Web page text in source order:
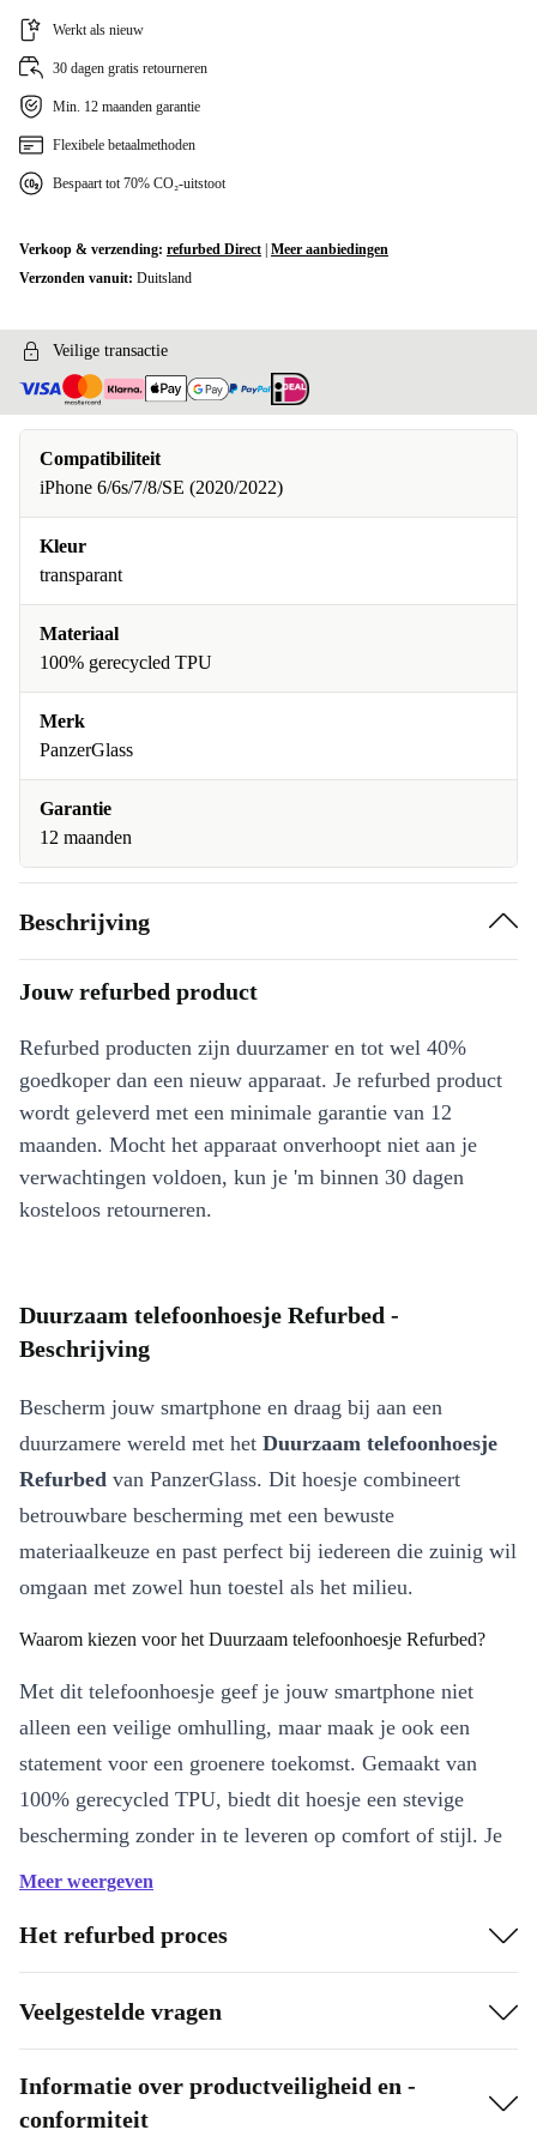
iPhone 14 Pro
iPhone 16
iPhone 16 Plus
iPhone 16 Pro
iPhone 16 Pro Max
iPhone 6/6s/7/8/SE (2020/2022)
iPhone X/XS
Werkt als nieuw
30 dagen gratis retourneren
Min. 12 maanden garantie
Flexibele betaalmethoden
Bespaart tot 70% CO₂-uitstoot
Verkoop & verzending: refurbed Direct Meer aanbiedingen
Verzonden vanuit: Duitsland
Veilige transactie
Compatibiliteit
iPhone 6/6s/7/8/SE (2020/2022)
Kleur
transparant
Materiaal
100% gerecycled TPU
Merk
PanzerGlass
Garantie
12 maanden
Beschrijving
Jouw refurbed product
Refurbed producten zijn duurzamer en tot wel 40%
goedkoper dan een nieuw apparaat. Je refurbed product
wordt geleverd met een minimale garantie van 12
maanden. Mocht het apparaat onverhoopt niet aan je
verwachtingen voldoen, kun je 'm binnen 30 dagen
kosteloos retourneren.
Duurzaam telefoonhoesje Refurbed -
Beschrijving
Bescherm jouw smartphone en draag bij aan een
duurzamere wereld met het Duurzaam telefoonhoesje
Refurbed van PanzerGlass. Dit hoesje combineert
betrouwbare bescherming met een bewuste
materiaalkeuze en past perfect bij iedereen die zuinig wil
omgaan met zowel hun toestel als het milieu.
Waarom kiezen voor het Duurzaam telefoonhoesje Refurbed?
Met dit telefoonhoesje geef je jouw smartphone niet
alleen een veilige omhulling, maar maak je ook een
statement voor een groenere toekomst. Gemaakt van
100% gerecycled TPU, biedt dit hoesje een stevige
bescherming zonder in te leveren op comfort of stijl. Je
voelt direct het verschil: licht, flexibel en toch
gerecycled materiaal vermindert afval en helpt natuurlijke
planeet.
Optimale bescherming:
Meer weergeven
Het refurbed proces
Veelgestelde vragen
Informatie over productveiligheid en -
conformiteit